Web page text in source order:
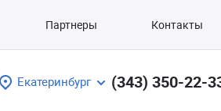
Партнеры Контакты
Екатеринбург (343) 350-22-